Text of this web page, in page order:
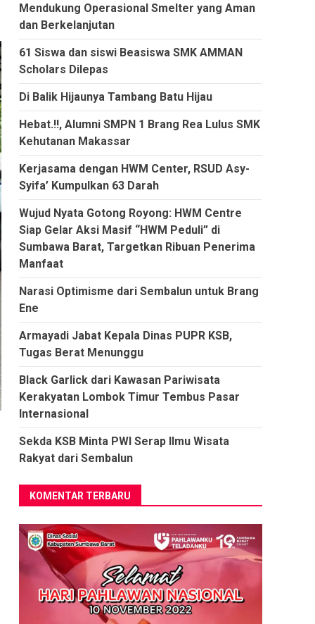
Mendukung Operasional Smelter yang Aman
dan Berkelanjutan
61 Siswa dan siswi Beasiswa SMK AMMAN
Scholars Dilepas
Di Balik Hijaunya Tambang Batu Hijau
Hebat.!!, Alumni SMPN 1 Brang Rea Lulus SMK
Kehutanan Makassar
Kerjasama dengan HWM Center, RSUD Asy-
Syifa’ Kumpulkan 63 Darah
Wujud Nyata Gotong Royong: HWM Centre
Siap Gelar Aksi Masif “HWM Peduli” di
Sumbawa Barat, Targetkan Ribuan Penerima
Manfaat
Narasi Optimisme dari Sembalun untuk Brang
Ene
Armayadi Jabat Kepala Dinas PUPR KSB,
Tugas Berat Menunggu
Black Garlick dari Kawasan Pariwisata
Kerakyatan Lombok Timur Tembus Pasar
Internasional
Sekda KSB Minta PWI Serap Ilmu Wisata
Rakyat dari Sembalun
KOMENTAR TERBARU